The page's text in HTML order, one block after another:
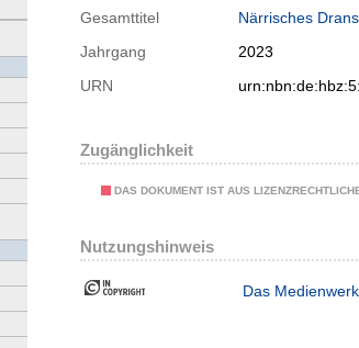
Gesamttitel
Närrisches
Jahrgang
2023
URN
Zugänglichkeit
DAS DOKUMENT IST AUS
Nutzungshinweis
Das